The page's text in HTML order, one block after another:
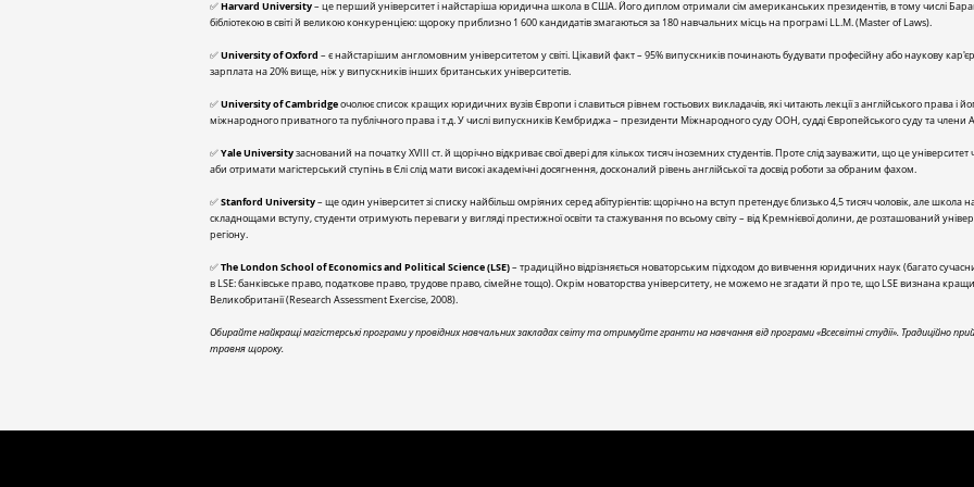
✅Harvard University– це перший університет і найстаріша юридична школа в США. Його диплом отримали сім американських президентів, в тому числі
бібліотекою в світі й великою конкуренцією: щороку приблизно 1 600 кандидатів змагаються за 180 навчальних місць на програмі LL.M. (Master of Laws).
✅University of Oxford – є найстарішим англомовним університетом у світі. Цікавий факт – 95% випускників починають будувати професійну або наукову
зарплата на 20% вище, ніж у випускників інших британських університетів.
✅University of Cambridgeочолює список кращих юридичних вузів Європи і славиться рівнем гостьових викладачів, які читають лекції з англійського права і
міжнародного приватного та публічного права і т.д. У числі випускників Кембриджа – президенти Міжнародного суду ООН, судді Європейського суду та члени
✅Yale Universityзаснований на початку XVIII ст. й щорічно відкриває свої двері для кількох тисяч іноземних студентів. Проте слід зауважити, що це
аби отримати магістерський ступінь в Єлі слід мати високі академічні досягнення, досконалий рівень англійської та досвід роботи за обраним фахом.
✅Stanford University– ще один університет зі списку найбільш омріяних серед абітурієнтів: щорічно на вступ претендує близько 4,5 тисяч чоловік, але школа
складнощами вступу, студенти отримують переваги у вигляді престижної освіти та стажування по всьому світу – від Кремнієвої долини, де розташований
регіону.
✅The London School of Economics and Political Science (LSE)– традиційно відрізняється новаторським підходом до вивчення юридичних наук (багато
в LSE: банківське право, податкове право, трудове право, сімейне тощо). Окрім новаторства університету, не можемо не згадати й про те, що LSE визнана
Великобританії (Research Assessment Exercise, 2008).
Обирайте найкращі магістерські програми у провідних навчальних закладах світу та отримуйте гранти на навчання від програми «Всесвітні студії». Традиційно
травня щороку.